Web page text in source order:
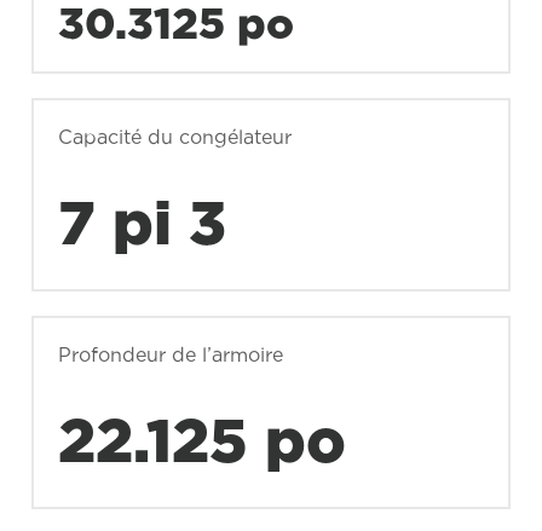
30.3125 po
Capacité du congélateur
7 pi 3
Profondeur de l’armoire
22.125 po